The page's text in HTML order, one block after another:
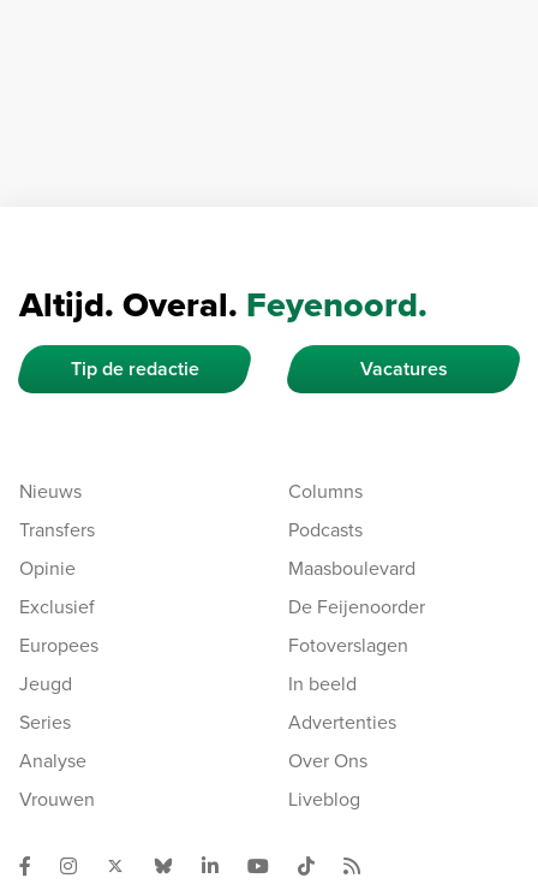
Altijd. Overal. Feyenoord.
Tip de redactie Vacatures
Nieuws
Transfers
Opinie
Exclusief
Europees
Jeugd
Series
Analyse
Vrouwen
Columns
Podcasts
Maasboulevard
De Feijenoorder
Fotoverslagen
In beeld
Advertenties
Over Ons
Liveblog